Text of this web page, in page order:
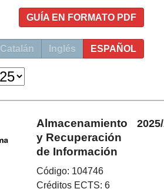
GUÍA EN FORMATO PDF
Catalán Inglés ESPAÑOL
Almacenamiento
y Recuperación
de Información
Código: 104746
Créditos ECTS: 6